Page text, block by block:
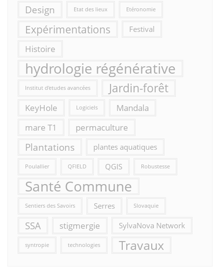
Design Etat des lieux Etéronomie
Expérimentations Festival
Histoire
hydrologie régénérative
Institut d'etudes avancées Jardin-forêt
KeyHole Logiciels
Mandala
mare T1
permaculture
Plantations plantes aquatiques
Poulallier QFIELD QGIS Robustesse
Santé Commune
Sentiers des Savoirs Serres Slovaquie
SSA stigmergie SylvaNova Network
syntropie technologies Travaux